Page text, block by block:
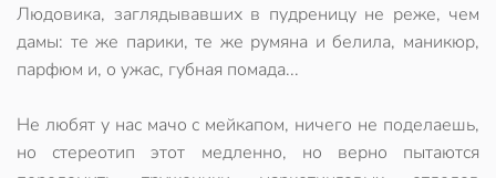
Людовика, заглядывавших в пудреницу не реже, чем
дамы: те же парики, те же румяна и белила, маникюр,
парфюм и, о ужас, губная помада...
Не любят у нас мачо с мейкапом, ничего не поделаешь,
но стереотип этот медленно, но верно пытаются